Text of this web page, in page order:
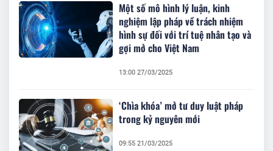
Một số mô hình lý luận, kinh
nghiệm lập pháp về trách nhiệm
hình sự đối với trí tuệ nhân tạo và
gợi mở cho Việt Nam
13:00 27/03/2025
‘Chìa khóa’ mở tư duy luật pháp
trong kỷ nguyên mới
09:55 21/03/2025